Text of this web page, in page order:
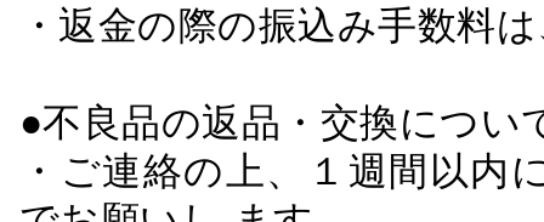
・返金の際の振込み手数料
●不良品の返品・交換につい
・ご連絡の上、１週間以